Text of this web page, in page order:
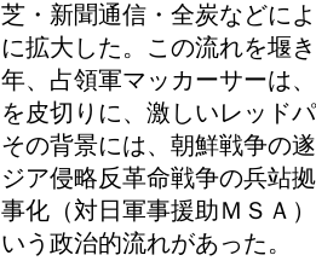
芝・新聞通信・全炭などに
に拡大した。この流れを堰
年、占領軍マッカーサーは
を皮切りに、激しいレッド
その背景には、朝鮮戦争の
ジア侵略反革命戦争の兵站
事化（対日軍事援助ＭＳＡ
いう政治的流れがあった。